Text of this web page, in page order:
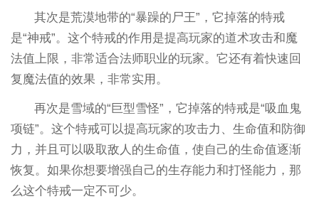
其次是荒漠地带的“暴躁的尸王”，它掉落的特戒
是“神戒”。这个特戒的作用是提高玩家的道术攻击和魔
法值上限，非常适合法师职业的玩家。它还有着快速回
复魔法值的效果，非常实用。
再次是雪域的“巨型雪怪”，它掉落的特戒是“吸血鬼
项链”。这个特戒可以提高玩家的攻击力、生命值和防御
力，并且可以吸取敌人的生命值，使自己的生命值逐渐
恢复。如果你想要增强自己的生存能力和打怪能力，那
么这个特戒一定不可少。